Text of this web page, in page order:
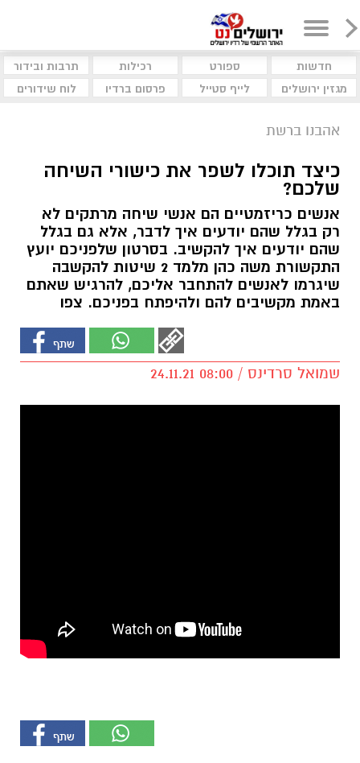
חדשות ספורט רכילות
תרבות ובידור
מגזין ירושלים
לייף סטייל פרסום ברדיו לוח שידורים
אהבנו ברשת
כיצד תוכלו לשפר את כישורי השיחה
שלכם?
אנשים כריזמטיים הם אנשי שיחה מרתקים לא
רק בגלל שהם יודעים איך לדבר, אלא גם בגלל
שהם יודעים איך להקשיב. בסרטון שלפניכם יועץ
התקשורת משה כהן מלמד 2 שיטות להקשבה
שיגרמו לאנשים להתחבר אליכם, להרגיש שאתם
באמת מקשיבים להם ולהיפתח בפניכם. צפו
שמואל סרדינס / 08:00 24.11.21